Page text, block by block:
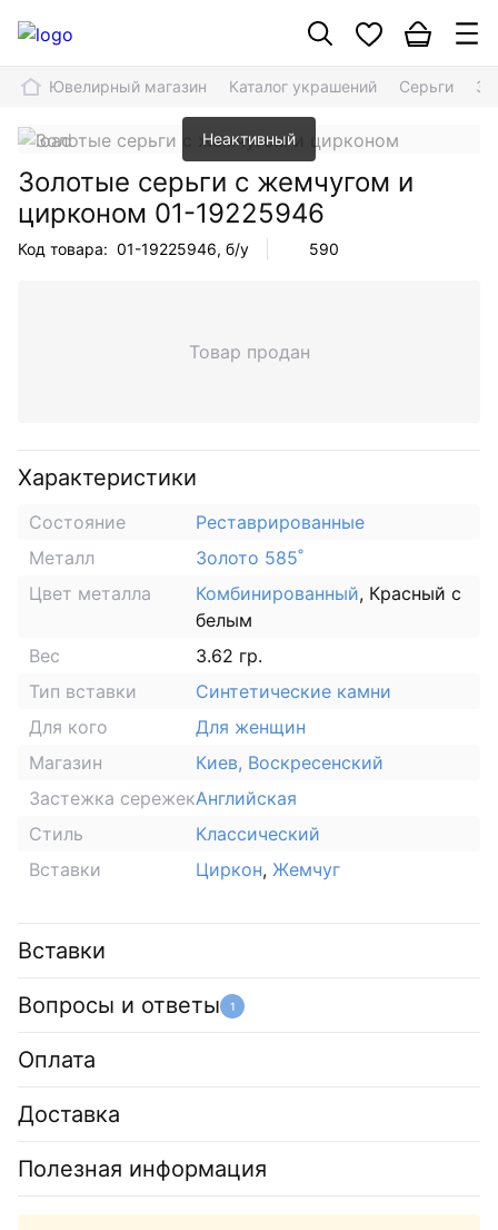
Ювелирный магазин Каталог украшений Серьги
Неактивный
Золотые серьги с жемчугом и
цирконом 01-19225946
Код товара: 01-19225946, б/у 590
Товар продан
Характеристики
Состояние
Реставрированные
Металл
Золото 585˚
Цвет металла
Комбинированный, Красный с
белым
Вес
3.62 гр.
Тип вставки
Синтетические камни
Для кого
Для женщин
Магазин
Киев, Воскресенский
Застежка сережекАнглийская
Стиль
Классический
Вставки
Циркон, Жемчуг
Вставки
Вопросы и ответы 1
Оплата
Доставка
Полезная информация